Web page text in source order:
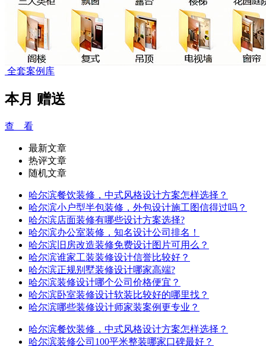
全套案例库
本月 赠送
查 看
最新文章
热评文章
随机文章
哈尔滨餐饮装修，中式风格设计方案怎样选择？
哈尔滨小户型半包装修，外包设计施工图信得过吗？
哈尔滨店面装修有哪些设计方案选择?
哈尔滨办公室装修，知名设计公司排名！
哈尔滨旧房改造装修免费设计图片可用么？
哈尔滨谁家工装装修设计信誉比较好？
哈尔滨正规别墅装修设计哪家高端?
哈尔滨装修设计哪个公司价格便宜？
哈尔滨卧室装修设计软装比较好的哪里找？
哈尔滨哪些装修设计师家装案例更专业？
哈尔滨餐饮装修，中式风格设计方案怎样选择？
哈尔滨装修公司100平米整装哪家口碑最好？